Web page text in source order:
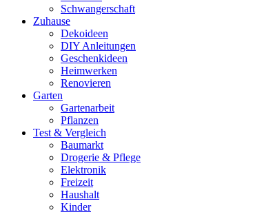
Schwangerschaft
Zuhause
Dekoideen
DIY Anleitungen
Geschenkideen
Heimwerken
Renovieren
Garten
Gartenarbeit
Pflanzen
Test & Vergleich
Baumarkt
Drogerie & Pflege
Elektronik
Freizeit
Haushalt
Kinder